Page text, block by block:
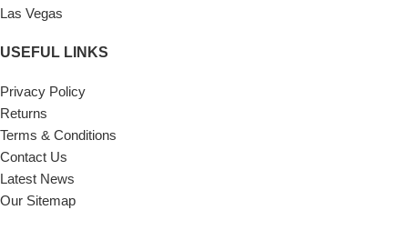
Las Vegas
USEFUL LINKS
Privacy Policy
Returns
Terms & Conditions
Contact Us
Latest News
Our Sitemap